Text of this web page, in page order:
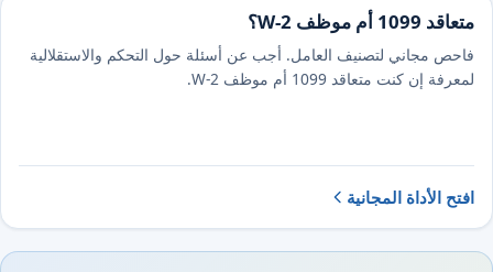
متعاقد 1099 أم موظف W-2؟
فاحص مجاني لتصنيف العامل. أجب عن أسئلة حول التحكم والاستقلالية
لمعرفة إن كنت متعاقد 1099 أم موظف W-2.
افتح الأداة المجانية